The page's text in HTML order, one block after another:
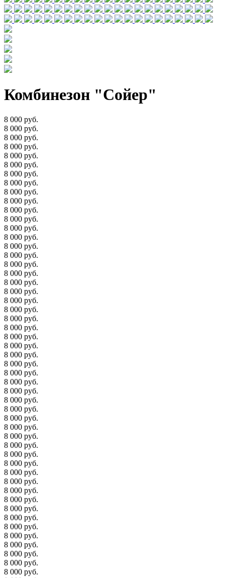
Комбинезон "Сойер"
8 000 руб.
8 000 руб.
8 000 руб.
8 000 руб.
8 000 руб.
8 000 руб.
8 000 руб.
8 000 руб.
8 000 руб.
8 000 руб.
8 000 руб.
8 000 руб.
8 000 руб.
8 000 руб.
8 000 руб.
8 000 руб.
8 000 руб.
8 000 руб.
8 000 руб.
8 000 руб.
8 000 руб.
8 000 руб.
8 000 руб.
8 000 руб.
8 000 руб.
8 000 руб.
8 000 руб.
8 000 руб.
8 000 руб.
8 000 руб.
8 000 руб.
8 000 руб.
8 000 руб.
8 000 руб.
8 000 руб.
8 000 руб.
8 000 руб.
8 000 руб.
8 000 руб.
8 000 руб.
8 000 руб.
8 000 руб.
8 000 руб.
8 000 руб.
8 000 руб.
8 000 руб.
8 000 руб.
8 000 руб.
8 000 руб.
8 000 руб.
8 000 руб.